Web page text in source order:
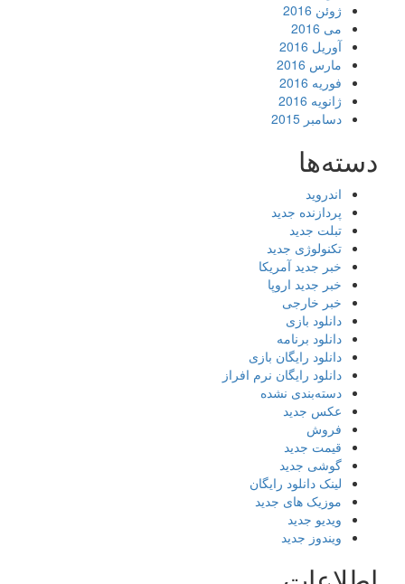
ژوئن 2016
می 2016
آوریل 2016
مارس 2016
فوریه 2016
ژانویه 2016
دسامبر 2015
دسته‌ها
اندروید
پردازنده جدید
تبلت جدید
تکنولوژی جدید
خبر جدید آمریکا
خبر جدید اروپا
خبر خارجی
دانلود بازی
دانلود برنامه
دانلود رایگان بازی
دانلود رایگان نرم افراز
دسته‌بندی نشده
عکس جدید
فروش
قیمت جدید
گوشی جدید
لینک دانلود رایگان
موزیک های جدید
ویدیو جدید
ویندوز جدید